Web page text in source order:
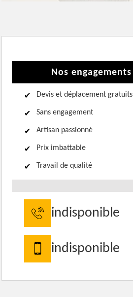
Nos engagements
Devis et déplacement gratuits
Sans engagement
Artisan passionné
Prix imbattable
Travail de qualité
indisponible
indisponible